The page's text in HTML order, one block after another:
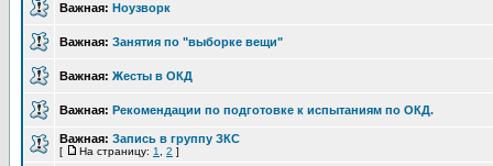
Важная: Ноузворк
Важная: Занятия по "выборке вещи"
Важная: Жесты в ОКД
Важная: Рекомендации по подготовке к испытаниям по ОКД.
Важная: Запись в группу ЗКС
[ На страницу: 1 2 ]